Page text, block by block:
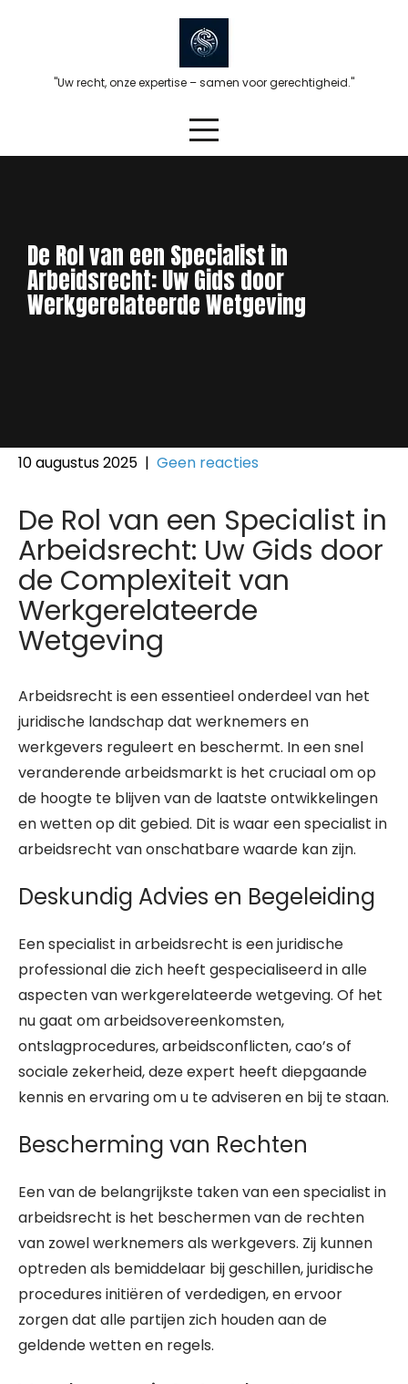
"Uw recht, onze expertise – samen voor gerechtigheid."
De Rol van een Specialist in
Arbeidsrecht: Uw Gids door
Werkgerelateerde Wetgeving
10 augustus 2025 | Geen reacties
De Rol van een Specialist in
Arbeidsrecht: Uw Gids door
de Complexiteit van
Werkgerelateerde
Wetgeving
Arbeidsrecht is een essentieel onderdeel van het
juridische landschap dat werknemers en
werkgevers reguleert en beschermt. In een snel
veranderende arbeidsmarkt is het cruciaal om op
de hoogte te blijven van de laatste ontwikkelingen
en wetten op dit gebied. Dit is waar een specialist in
arbeidsrecht van onschatbare waarde kan zijn.
Deskundig Advies en Begeleiding
Een specialist in arbeidsrecht is een juridische
professional die zich heeft gespecialiseerd in alle
aspecten van werkgerelateerde wetgeving. Of het
nu gaat om arbeidsovereenkomsten,
ontslagprocedures, arbeidsconflicten, cao’s of
sociale zekerheid, deze expert heeft diepgaande
kennis en ervaring om u te adviseren en bij te staan.
Bescherming van Rechten
Een van de belangrijkste taken van een specialist in
arbeidsrecht is het beschermen van de rechten
van zowel werknemers als werkgevers. Zij kunnen
optreden als bemiddelaar bij geschillen, juridische
procedures initiëren of verdedigen, en ervoor
zorgen dat alle partijen zich houden aan de
geldende wetten en regels.